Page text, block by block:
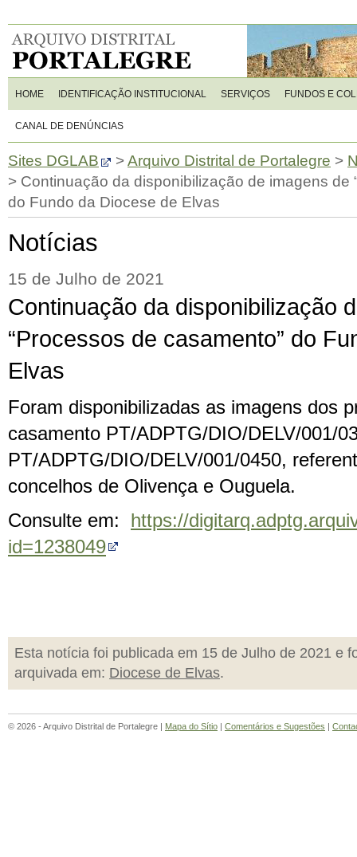
HOME IDENTIFICAÇÃO INSTITUCIONAL SERVIÇOS FUNDOS E
CANAL DE DENÚNCIAS
Sites DGLAB >Arquivo Distrital de Portalegre >
> Continuação da disponibilização de imagens de
do Fundo da Diocese de Elvas
Notícias
15 de Julho de 2021
Continuação da disponibilização
“Processos de casamento” do
Elvas
Foram disponibilizadas as imagens dos
casamento PT/ADPTG/DIO/DELV/001/
PT/ADPTG/DIO/DELV/001/0450,
concelhos de Olivença e Ouguela.
Consulte em: https://
id=1238049
Esta notícia foi publicada em 15 de Julho de 2021 e
arquivada em: Diocese de Elvas.
© 2026 - Arquivo Distrital de Portalegre | Mapa do Sítio | Comentários e Sugestões |